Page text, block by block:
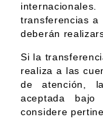
transferencias a
deberán
Si la
realiza a las
de atención,
aceptada bajo
considere